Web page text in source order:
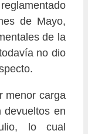
de Mayo,
de la
no dio
menor carga
devueltos en
lo cual